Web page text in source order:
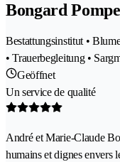
Bongard
Bestattungsinstitut •
• Trauerbegleitung •
Geöffnet
Un service de qualité
André et Marie-Claude
humains et dignes envers